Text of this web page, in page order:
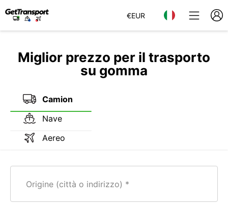
€EUR
Miglior prezzo per il trasporto
su gomma
Camion
Nave
Aereo
Origine (città o indirizzo)